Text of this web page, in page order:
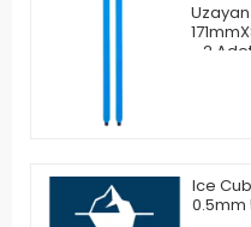
- 2
Ice
0.5mm